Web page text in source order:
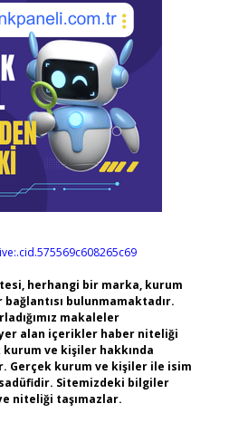
herhangi bir marka, kurum
bulunmamaktadır.
makaleler
alan içerikler haber niteliği
ve kişiler hakkında
Gerçek kurum ve kişiler ile isim
Sitemizdeki bilgiler
niteliği taşımazlar.